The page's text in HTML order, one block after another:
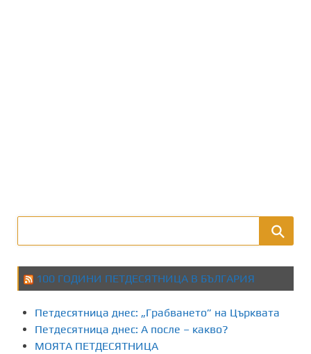
100 ГОДИНИ ПЕТДЕСЯТНИЦА В БЪЛГАРИЯ
Петдесятница днес: „Грабването” на Църквата
Петдесятница днес: А после – какво?
МОЯТА ПЕТДЕСЯТНИЦА